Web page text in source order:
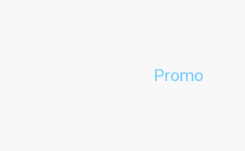
Promo